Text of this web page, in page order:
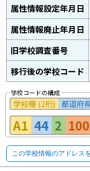
属性情報設定年月日
属性情報廃止年月日
旧学校調査番号
移行後の学校コード
学校コードの構成
学校種 (2桁) 都道府
A1 44 2
この学校情報のアドレス